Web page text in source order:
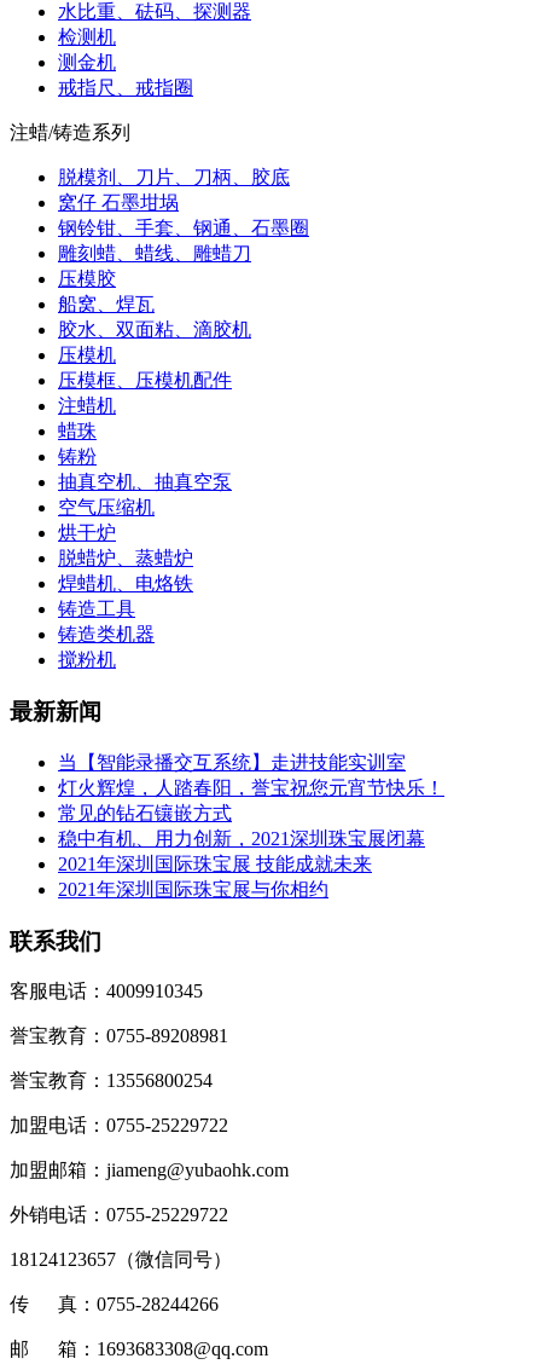
水比重、砝码、探测器
检测机
测金机
戒指尺、戒指圈
注蜡/铸造系列
脱模剂、刀片、刀柄、胶底
窝仔 石墨坩埚
钢铃钳、手套、钢通、石墨圈
雕刻蜡、蜡线、雕蜡刀
压模胶
船窝、焊瓦
胶水、双面粘、滴胶机
压模机
压模框、压模机配件
注蜡机
蜡珠
铸粉
抽真空机、抽真空泵
空气压缩机
烘干炉
脱蜡炉、蒸蜡炉
焊蜡机、电烙铁
铸造工具
铸造类机器
搅粉机
最新新闻
当【智能录播交互系统】走进技能实训室
灯火辉煌，人踏春阳，誉宝祝您元宵节快乐！
常见的钻石镶嵌方式
稳中有机、用力创新，2021深圳珠宝展闭幕
2021年深圳国际珠宝展 技能成就未来
2021年深圳国际珠宝展与你相约
联系我们
客服电话：4009910345
誉宝教育：0755-89208981
誉宝教育：13556800254
加盟电话：0755-25229722
加盟邮箱：jiameng@yubaohk.com
外销电话：0755-25229722
18124123657（微信同号）
传 真：0755-28244266
邮 箱：1693683308@qq.com